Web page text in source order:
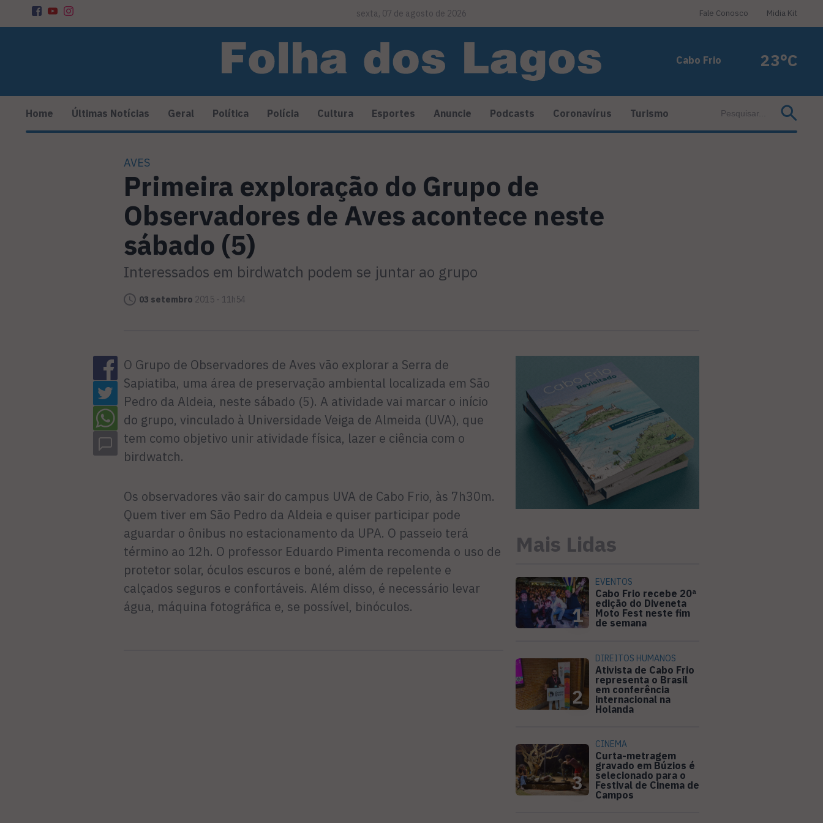
sexta, 07 de agosto de 2026 Fale Conosco Midia Kit
Cabo Frio 23°C
Home Últimas Notícias Geral Política Polícia Cultura Esportes Anuncie Podcasts Coronavírus Turismo
AVES
Primeira exploração do Grupo de
Observadores de Aves acontece neste
sábado (5)
Interessados em birdwatch podem se juntar ao grupo
03 setembro 2015 - 11h54
O Grupo de Observadores de Aves vão explorar a Serra de
Sapiatiba, uma área de preservação ambiental localizada em São
Pedro da Aldeia, neste sábado (5). A atividade vai marcar o início
do grupo, vinculado à Universidade Veiga de Almeida (UVA), que
tem como objetivo unir atividade física, lazer e ciência com o
birdwatch.
Os observadores vão sair do campus UVA de Cabo Frio, às 7h30m.
Quem tiver em São Pedro da Aldeia e quiser participar pode
aguardar o ônibus no estacionamento da UPA. O passeio terá
término ao 12h. O professor Eduardo Pimenta recomenda o uso de
protetor solar, óculos escuros e boné, além de repelente e
calçados seguros e confortáveis. Além disso, é necessário levar
água, máquina fotográfica e, se possível, binóculos.
Mais Lidas
1
EVENTOS
Cabo Frio recebe 20ª
edição do Diveneta
Moto Fest neste fim
de semana
2
DIREITOS HUMANOS
Ativista de Cabo Frio
representa o Brasil
em conferência
internacional na
Holanda
3
CINEMA
Curta-metragem
gravado em Búzios é
selecionado para o
Festival de Cinema de
Campos